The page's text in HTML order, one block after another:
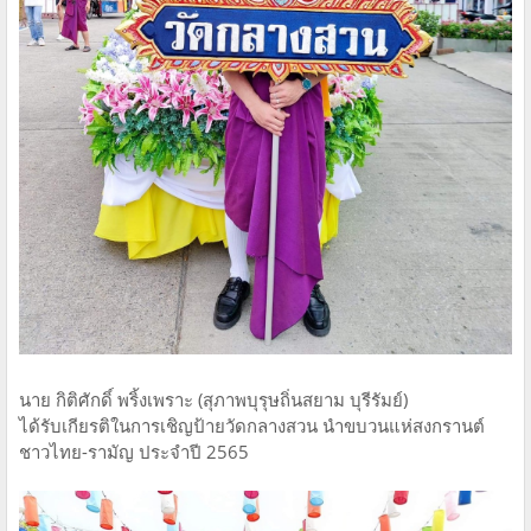
นาย กิติศักดิ์ พริ้งเพราะ (สุภาพบุรุษถิ่นสยาม บุรีรัมย์)
ได้รับเกียรติในการเชิญป้ายวัดกลางสวน นำขบวนแห่สงกรานต์
ชาวไทย-รามัญ ประจำปี 2565